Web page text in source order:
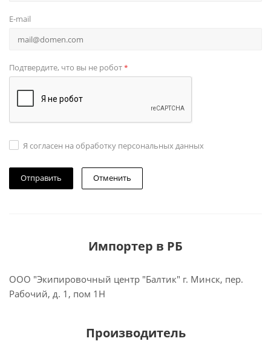
E-mail
Подтвердите, что вы не робот*
Я согласен на обработку персональных данных
Отменить
Импортер в РБ
ООО "Экипировочный центр "Балтик" г. Минск, пер.
Рабочий, д. 1, пом 1Н
Производитель